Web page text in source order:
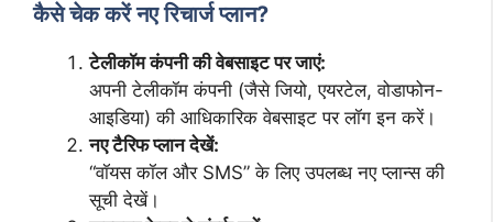
कैसे चेक करें नए रिचार्ज प्लान?
टेलीकॉम कंपनी की वेबसाइट पर जाएं:
अपनी टेलीकॉम कंपनी (जैसे जियो, एयरटेल, वोडाफोन-
आइडिया) की आधिकारिक वेबसाइट पर लॉग इन करें।
नए टैरिफ प्लान देखें:
“वॉयस कॉल और SMS” के लिए उपलब्ध नए प्लान्स की
सूची देखें।